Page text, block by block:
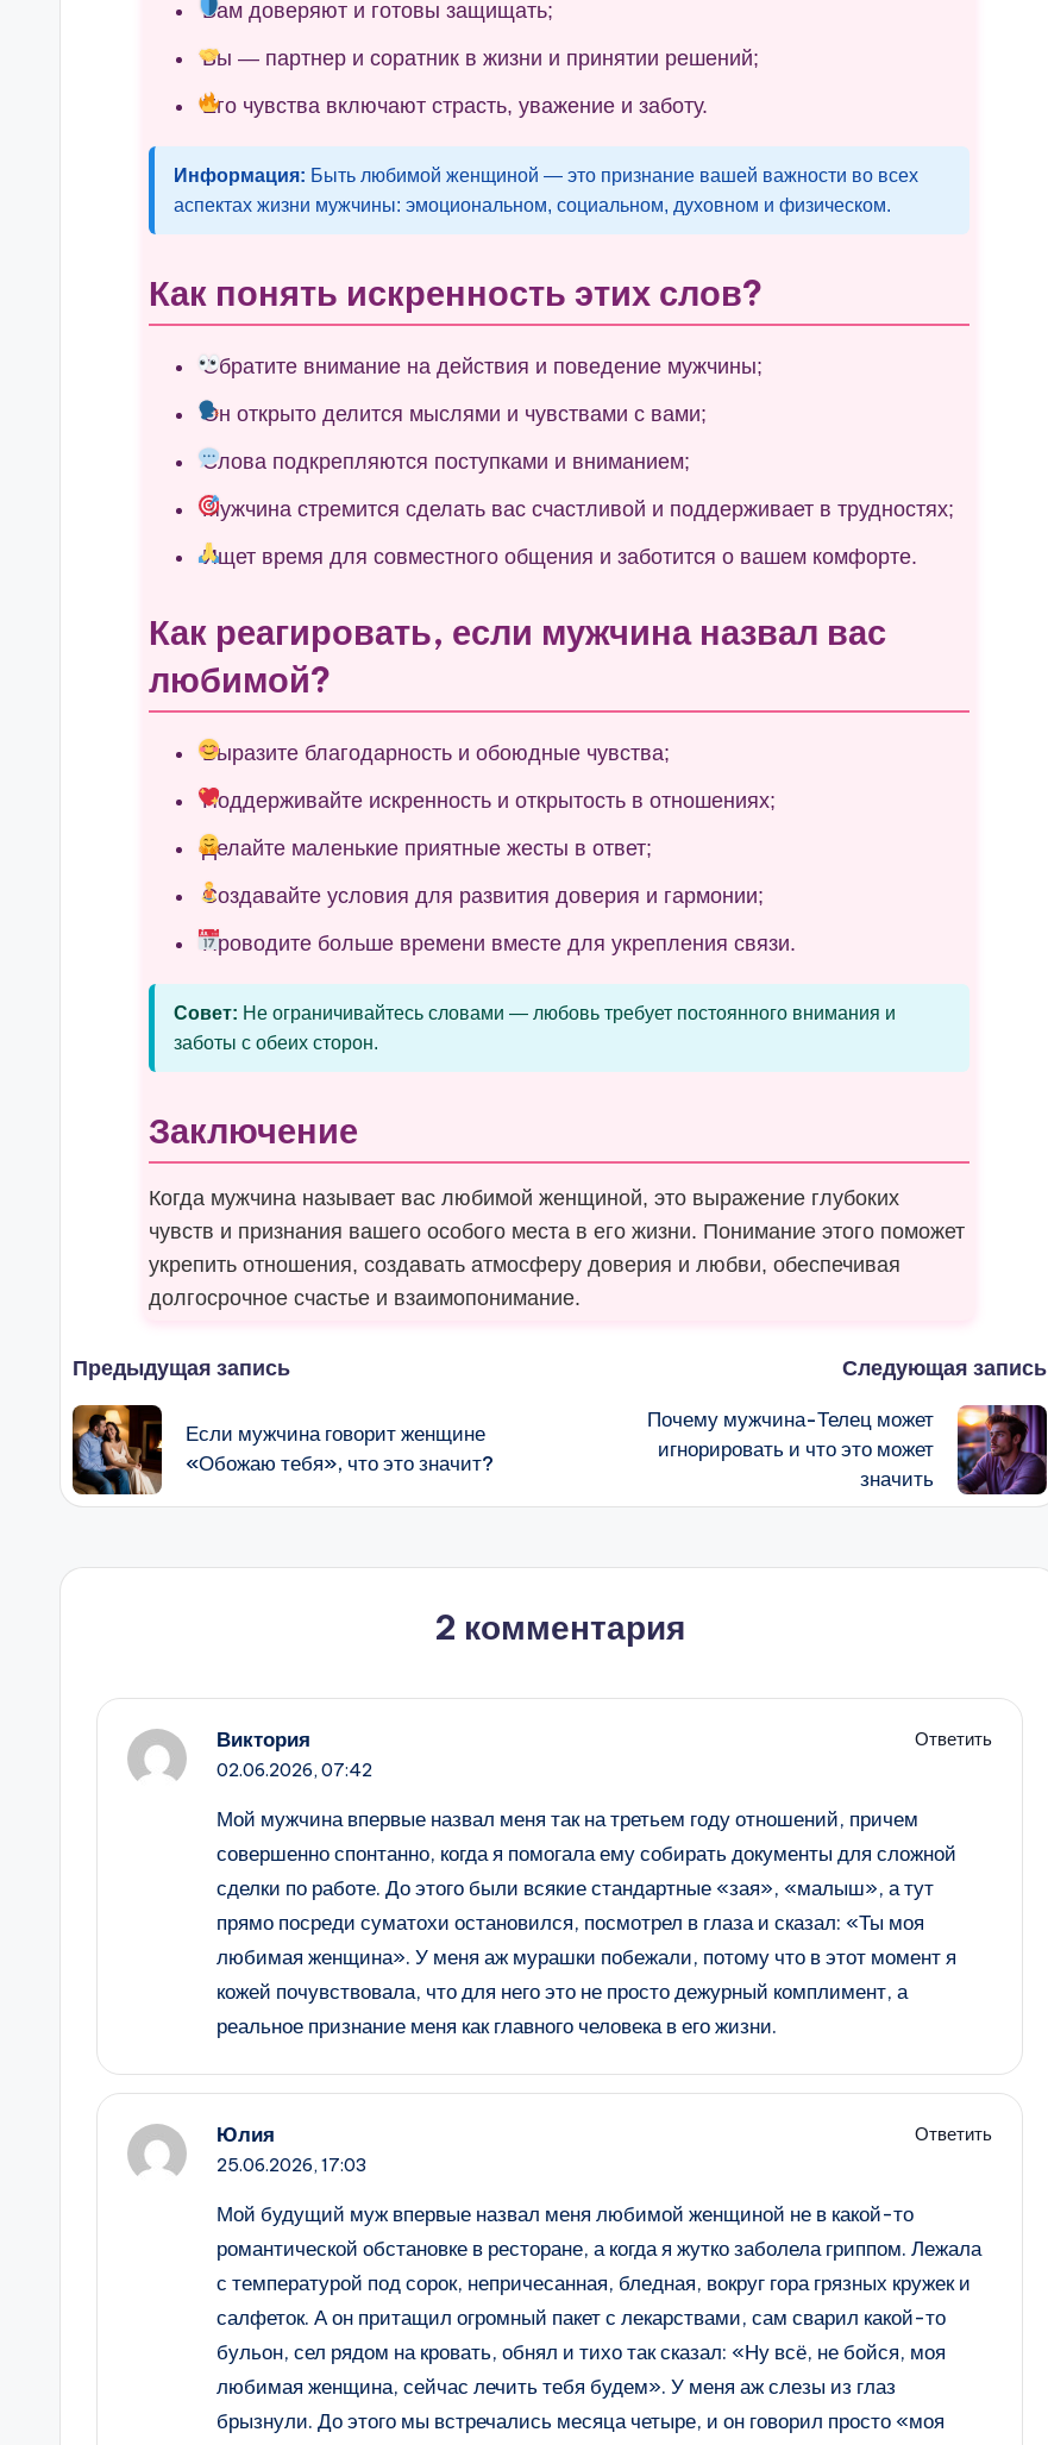
Вам доверяют и готовы защищать;
Вы — партнер и соратник в жизни и принятии решений;
Его чувства включают страсть, уважение и заботу.
Информация: Быть любимой женщиной — это признание вашей важности во всех
аспектах жизни мужчины: эмоциональном, социальном, духовном и физическом.
Как понять искренность этих слов?
Обратите внимание на действия и поведение мужчины;
Он открыто делится мыслями и чувствами с вами;
Слова подкрепляются поступками и вниманием;
Мужчина стремится сделать вас счастливой и поддерживает в трудностях;
Ищет время для совместного общения и заботится о вашем комфорте.
Как реагировать, если мужчина назвал вас
любимой?
Выразите благодарность и обоюдные чувства;
Поддерживайте искренность и открытость в отношениях;
Делайте маленькие приятные жесты в ответ;
Создавайте условия для развития доверия и гармонии;
Проводите больше времени вместе для укрепления связи.
Совет: Не ограничивайтесь словами — любовь требует постоянного внимания и
заботы с обеих сторон.
Заключение
Когда мужчина называет вас любимой женщиной, это выражение глубоких
чувств и признания вашего особого места в его жизни. Понимание этого поможет
укрепить отношения, создавать атмосферу доверия и любви, обеспечивая
долгосрочное счастье и взаимопонимание.
Навигация
записи
Предыдущая запись
Если мужчина говорит женщине
«Обожаю тебя», что это значит?
Следующая запись
Почему мужчина-Телец может
игнорировать и что это может
значить
2 комментария
Виктория
Ответить
02.06.2026, 07:42
Мой мужчина впервые назвал меня так на третьем году отношений, причем
совершенно спонтанно, когда я помогала ему собирать документы для сложной
сделки по работе. До этого были всякие стандартные «зая», «малыш», а тут
прямо посреди суматохи остановился, посмотрел в глаза и сказал: «Ты моя
любимая женщина». У меня аж мурашки побежали, потому что в этот момент я
кожей почувствовала, что для него это не просто дежурный комплимент, а
реальное признание меня как главного человека в его жизни.
Юлия
Ответить
25.06.2026, 17:03
Мой будущий муж впервые назвал меня любимой женщиной не в какой-то
романтической обстановке в ресторане, а когда я жутко заболела гриппом. Лежала
с температурой под сорок, непричесанная, бледная, вокруг гора грязных кружек и
салфеток. А он притащил огромный пакет с лекарствами, сам сварил какой-то
бульон, сел рядом на кровать, обнял и тихо так сказал: «Ну всё, не бойся, моя
любимая женщина, сейчас лечить тебя будем». У меня аж слезы из глаз
брызнули. До этого мы встречались месяца четыре, и он говорил просто «моя